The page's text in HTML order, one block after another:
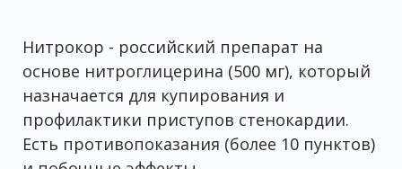
Нитрокор - российский препарат на
основе нитроглицерина (500 мг), который
назначается для купирования и
профилактики приступов стенокардии.
Есть противопоказания (более 10 пунктов)